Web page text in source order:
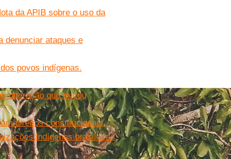
da APIB sobre o uso da
denunciar ataques e
povos indígenas.
operação que matou
direitos constitucionais
indígenas brasileiras